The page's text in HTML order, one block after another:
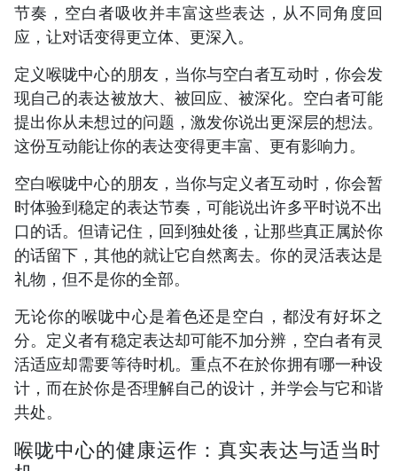
节奏，空白者吸收并丰富这些表达，从不同角度回
应，让对话变得更立体、更深入。
定义喉咙中心的朋友，当你与空白者互动时，你会发
现自己的表达被放大、被回应、被深化。空白者可能
提出你从未想过的问题，激发你说出更深层的想法。
这份互动能让你的表达变得更丰富、更有影响力。
空白喉咙中心的朋友，当你与定义者互动时，你会暂
时体验到稳定的表达节奏，可能说出许多平时说不出
口的话。但请记住，回到独处後，让那些真正属於你
的话留下，其他的就让它自然离去。你的灵活表达是
礼物，但不是你的全部。
无论你的喉咙中心是着色还是空白，都没有好坏之
分。定义者有稳定表达却可能不加分辨，空白者有灵
活适应却需要等待时机。重点不在於你拥有哪一种设
计，而在於你是否理解自己的设计，并学会与它和谐
共处。
喉咙中心的健康运作：真实表达与适当时